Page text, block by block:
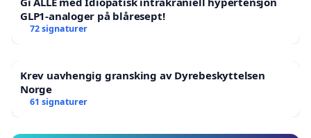
GLP1-analoger på blåresept!
72 signaturer
Krev uavhengig gransking av Dyrebeskyttelsen
Norge
61 signaturer